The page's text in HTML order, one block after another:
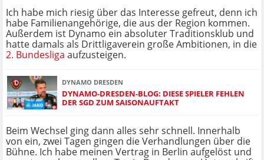
Ich habe mich riesig über das Interesse gefreut, denn ich
habe Familienangehörige, die aus der Region kommen.
Außerdem ist Dynamo ein absoluter Traditionsklub und
hatte damals als Drittligaverein große Ambitionen, in die
2. Bundesliga aufzusteigen.
DYNAMO DRESDEN
DYNAMO-DRESDEN-BLOG: DIESE SPIELER FEHLEN
DER SGD ZUM SAISONAUFTAKT
Beim Wechsel ging dann alles sehr schnell. Innerhalb
von ein, zwei Tagen gingen die Verhandlungen über die
Bühne. Ich habe meinen Vertrag in Berlin aufgelöst und